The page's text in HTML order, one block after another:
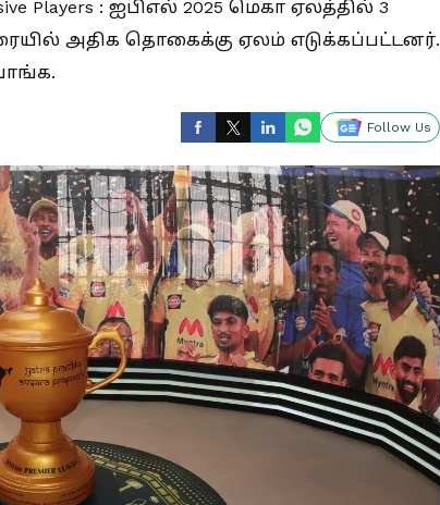
Players : ஐபிஎல் 2025 மெகா ஏலத்தில் 3
அதிக தொகைக்கு ஏலம் எடுக்கப்பட்டனர்.
Follow Us